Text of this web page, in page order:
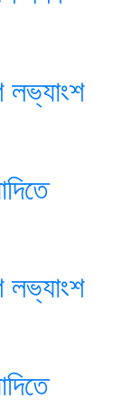
লভ্যাংশ
লভ্যাংশ